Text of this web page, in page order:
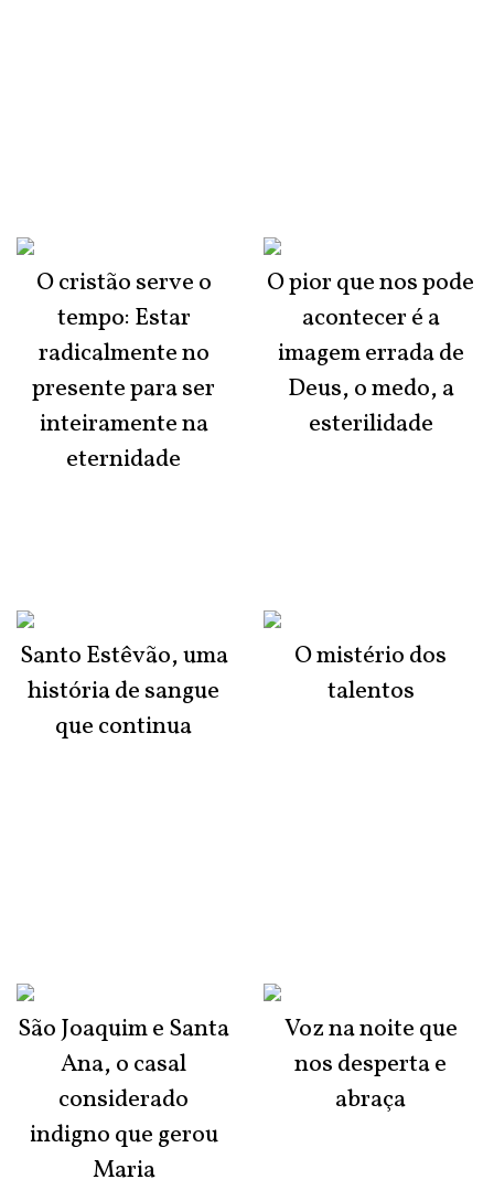
O cristão serve o
tempo: Estar
radicalmente no
presente para ser
inteiramente na
eternidade
Santo Estêvão, uma
história de sangue
que continua
São Joaquim e Santa
Ana, o casal
considerado
indigno que gerou
Maria
O pior que nos pode
acontecer é a
imagem errada de
Deus, o medo, a
esterilidade
O mistério dos
talentos
Voz na noite que
nos desperta e
abraça